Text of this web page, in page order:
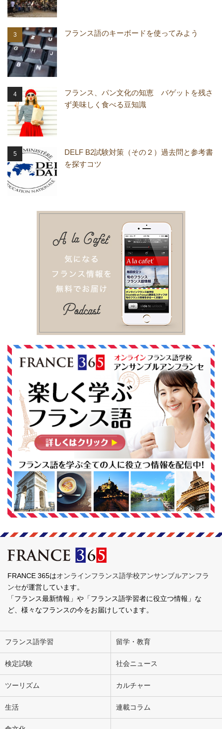
フランス語のキーボードを使ってみよう
フランス、パン文化の知恵 バゲットを残さ
ず美味しく食べる豆知識
DELF B2試験対策（その２）過去問と参考書
を探すコツ
FRANCE 365はオンラインフランス語学校アンサンブルアンフラ
ンセが運営しています。
「フランス最新情報」や「フランス語学習者に役立つ情報」な
ど、様々なフランスの今をお届けしています。
フランス語学習 留学・教育
検定試験 社会ニュース
ツーリズム カルチャー
生活 連載コラム